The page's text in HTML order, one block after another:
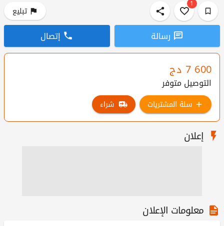
1
تبليع
رسالة إتصال
7 600 دج
التوصيل متوفر
سلة المشتريات شراء
إعلان
معلومات الإعلان